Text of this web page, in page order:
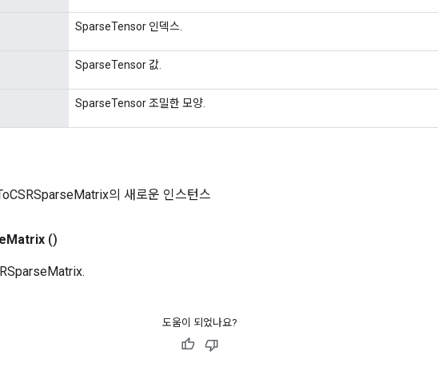
SparseTensor 인덱스.
SparseTensor 값.
SparseTensor 조밀한 모양.
의 새로운 인스턴스
Matrix ()
도움이 되었나요?